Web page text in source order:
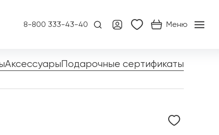
8-800 333-43-40 Меню
АксессуарыПодарочные сертификаты